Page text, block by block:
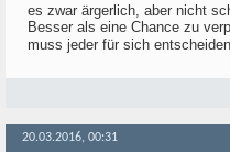
es zwar ärgerlich, aber nicht
Besser als eine Chance zu
muss jeder für sich
20.03.2016, 00:31